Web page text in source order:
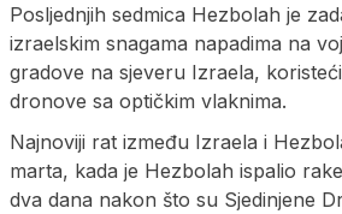
Posljednjih sedmica Hezbolah je
izraelskim snagama napadima na
gradove na sjeveru Izraela,
dronove sa optičkim vlaknima.
Najnoviji rat između Izraela i
marta, kada je Hezbolah ispalio
dva dana nakon što su Sjedinjene